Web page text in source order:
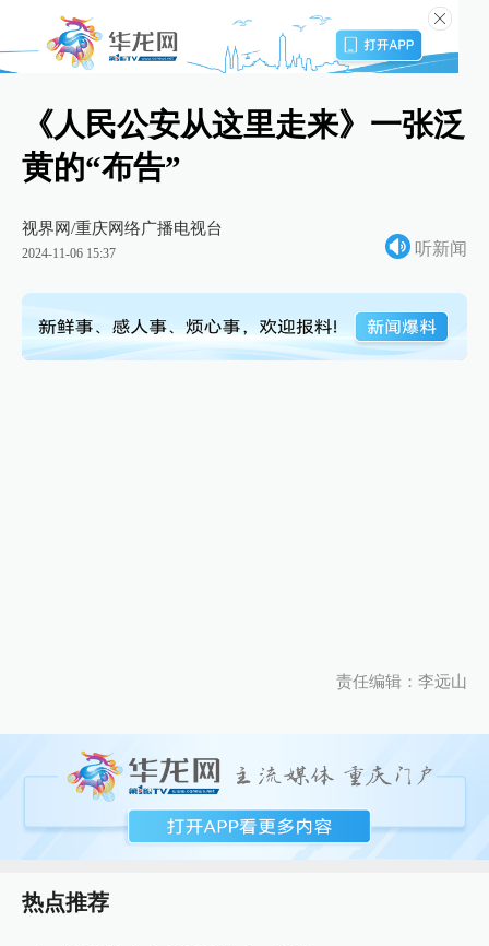
《人民公安从这里走来》一张泛
黄的“布告”
视界网/重庆网络广播电视台
2024-11-06 15:37 听新闻
责任编辑：李远山
热点推荐